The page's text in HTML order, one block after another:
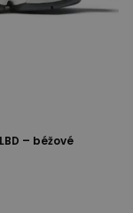
– béžové